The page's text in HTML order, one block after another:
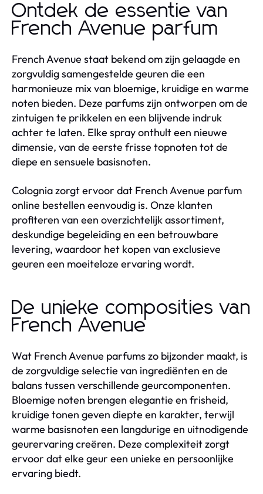
Ontdek de essentie van
French Avenue parfum
French Avenue staat bekend om zijn gelaagde en
zorgvuldig samengestelde geuren die een
harmonieuze mix van bloemige, kruidige en warme
noten bieden. Deze parfums zijn ontworpen om de
zintuigen te prikkelen en een blijvende indruk
achter te laten. Elke spray onthult een nieuwe
dimensie, van de eerste frisse topnoten tot de
diepe en sensuele basisnoten.
Colognia zorgt ervoor dat French Avenue parfum
online bestellen eenvoudig is. Onze klanten
profiteren van een overzichtelijk assortiment,
deskundige begeleiding en een betrouwbare
levering, waardoor het kopen van exclusieve
geuren een moeiteloze ervaring wordt.
De unieke composities van
French Avenue
Wat French Avenue parfums zo bijzonder maakt, is
de zorgvuldige selectie van ingrediënten en de
balans tussen verschillende geurcomponenten.
Bloemige noten brengen elegantie en frisheid,
kruidige tonen geven diepte en karakter, terwijl
warme basisnoten een langdurige en uitnodigende
geurervaring creëren. Deze complexiteit zorgt
ervoor dat elke geur een unieke en persoonlijke
ervaring biedt.